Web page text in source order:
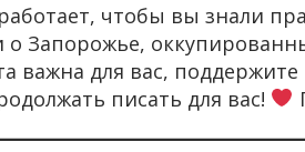
работает, чтобы вы знали
о Запорожье,
важна для вас,
писать для вас!